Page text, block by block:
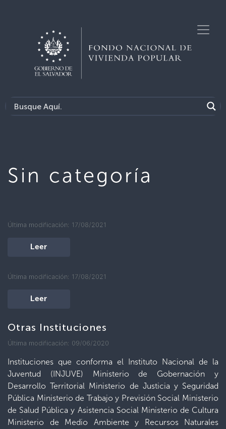
Sin categoría
Última modificación: 17/08/2021
Leer
Última modificación: 17/08/2021
Leer
Otras Instituciones
Última modificación: 09/06/2020
Instituciones que conforma el Instituto Nacional de la
Juventud (INJUVE) Ministerio de Gobernación y
Desarrollo Territorial Ministerio de Justicia y Seguridad
Pública Ministerio de Trabajo y Previsión Social Ministerio
de Salud Pública y Asistencia Social Ministerio de Cultura
Ministerio de Medio Ambiente y Recursos Naturales